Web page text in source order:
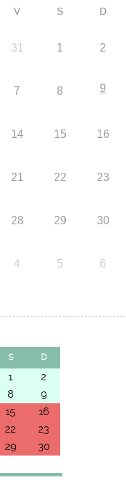
V S D
31 1 2
7 8 9
14 15 16
21 22 23
28 29 30
4 5 6
S D
1
2
8
9
15
16
22
23
29
30